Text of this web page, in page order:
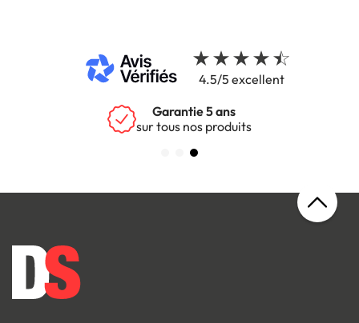
4.5/5 excellent
Garantie 5 ans
sur tous nos produits